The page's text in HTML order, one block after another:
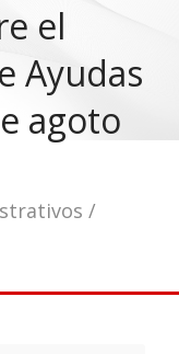
el
Ayudas
agoto
/